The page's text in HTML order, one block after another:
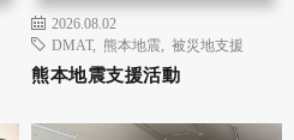
2026.08.02
DMAT, 熊本地震 被災地支援
熊本地震支援活動